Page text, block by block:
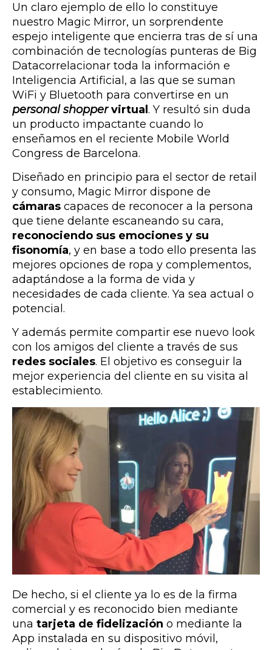
Un claro ejemplo de ello lo constituye
nuestro Magic Mirror, un sorprendente
espejo inteligente que encierra tras de sí una
combinación de tecnologías punteras de Big
Datacorrelacionar toda la información e
Inteligencia Artificial, a las que se suman
WiFi y Bluetooth para convertirse en un
personal shoppervirtual . Y resultó sin duda
un producto impactante cuando lo
enseñamos en el reciente Mobile World
Congress de Barcelona.
Diseñado en principio para el sector de retail
y consumo, Magic Mirror dispone de
cámaras capaces de reconocer a la persona
que tiene delante escaneando su cara,
reconociendo sus emociones y su
fisonomía, y en base a todo ello presenta las
mejores opciones de ropa y complementos,
adaptándose a la forma de vida y
necesidades de cada cliente. Ya sea actual o
potencial.
Y además permite compartir ese nuevo look
con los amigos del cliente a través de sus
redes sociales. El objetivo es conseguir la
mejor experiencia del cliente en su visita al
establecimiento.
De hecho, si el cliente ya lo es de la firma
comercial y es reconocido bien mediante
una tarjeta de fidelización o mediante la
App instalada en su dispositivo móvil,